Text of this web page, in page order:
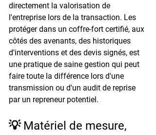
directement la valorisation de
l'entreprise lors de la transaction. Les
protéger dans un coffre-fort certifié, aux
côtés des avenants, des historiques
d'interventions et des devis signés, est
une pratique de saine gestion qui peut
faire toute la différence lors d'une
transmission ou d'un audit de reprise
par un repreneur potentiel.
💡 Matériel de mesure,